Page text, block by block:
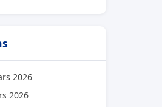
2026
2026